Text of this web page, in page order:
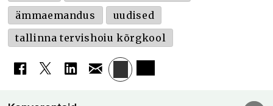
ämmaemandus
uudised
tallinna tervishoiu kõrgkool